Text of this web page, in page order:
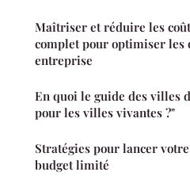
Maîtriser et réduire les
complet pour optimiser les
entreprise
En quoi le guide des villes
pour les villes vivantes ?"
Stratégies pour lancer
budget limité